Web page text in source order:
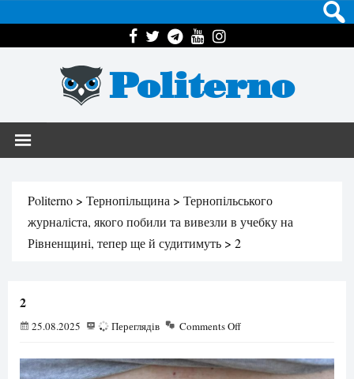
Politerno
Politerno > Тернопільщина > Тернопільського
журналіста, якого побили та вивезли в учебку на
Рівненщині, тепер ще й судитимуть > 2
2
25.08.2025 70 Переглядів Comments Off